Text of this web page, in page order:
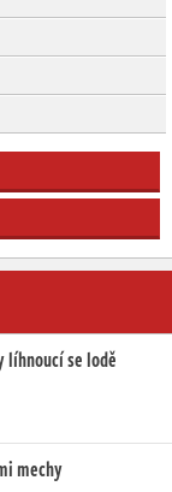
líhnoucí se lodě
mechy